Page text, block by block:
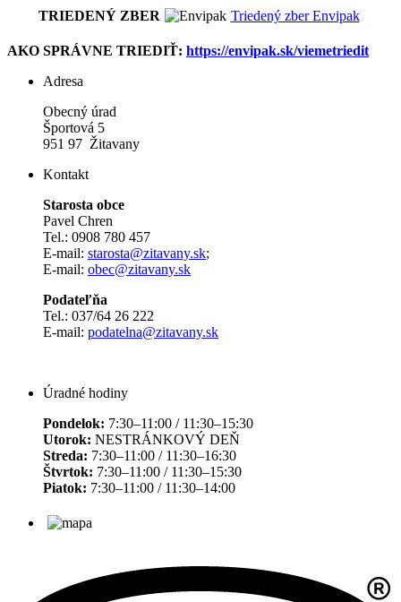
TRIEDENÝ ZBER Triedený zber Envipak
AKO SPRÁVNE TRIEDIŤ: https://envipak.sk/viemetriedit
Adresa
Obecný úrad
Športová 5
951 97 Žitavany
Kontakt
Starosta obce
Pavel Chren
Tel.: 0908 780 457
E-mail: starosta@zitavany.sk;
E-mail: obec@zitavany.sk
Podateľňa
Tel.: 037/64 26 222
E-mail: podatelna@zitavany.sk
Úradné hodiny
Pondelok: 7:30–11:00 / 11:30–15:30
Utorok: NESTRÁNKOVÝ DEŇ
Streda: 7:30–11:00 / 11:30–16:30
Štvrtok: 7:30–11:00 / 11:30–15:30
Piatok: 7:30–11:00 / 11:30–14:00